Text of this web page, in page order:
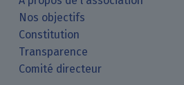
Nos objectifs
Constitution
Transparence
Comité directeur